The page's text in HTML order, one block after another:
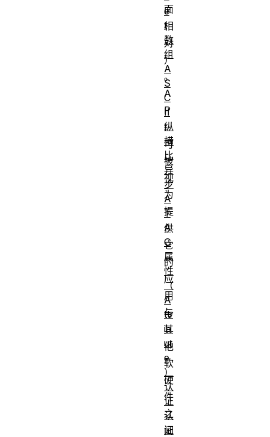
面
相
对
）
。
A
P
I
可
被
视
为
提
供
它
的
应
用
与
其
他
软
硬
件
之
间
e
t
数
组
A
S
C
II
纵
横
比
异
步
A
T
A
G
属
性
（
A
ttr
ib
ut
e
）
认
证
认
证